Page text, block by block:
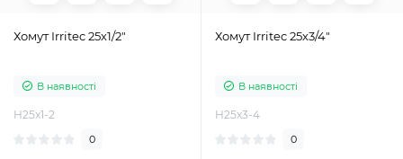
Хомут Irritec 25х1/2"
В наявності
H25x1-2
0
Хомут Irritec 25х3/4"
В наявності
H25x3-4
0